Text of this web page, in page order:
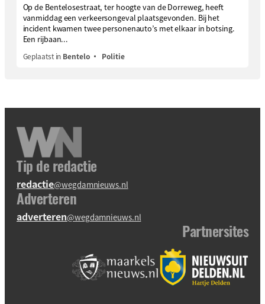
Op de Bentelosestraat, ter hoogte van de Dorreweg, heeft
vanmiddag een verkeersongeval plaatsgevonden. Bij het
incident kwamen twee personenauto’s met elkaar in botsing.
Een rijbaan...
Geplaatst in Bentelo Politie
Tip de redactie
redactie@wegdamnieuws.nl
Adverteren
adverteren@wegdamnieuws.nl
Partnersites